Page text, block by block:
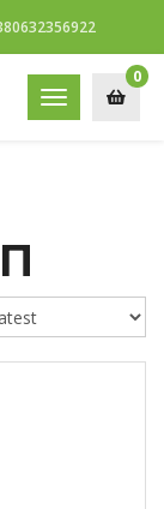
Toggle
navigation
0